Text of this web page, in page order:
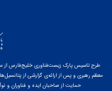
طرح تاسیس پارک زیست‌فناوری خلیج‌فارس از
حمایت از صاحبان ایده و فناوران و